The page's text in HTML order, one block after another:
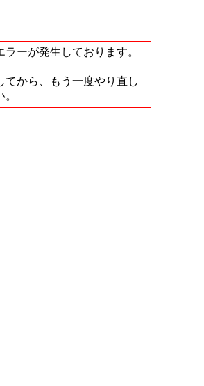
ラーが発生しております。
てから、もう一度やり直し